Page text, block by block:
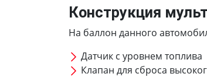
Конструкция
На баллон данного
Датчик с уровнем топлива
Клапан для сброса